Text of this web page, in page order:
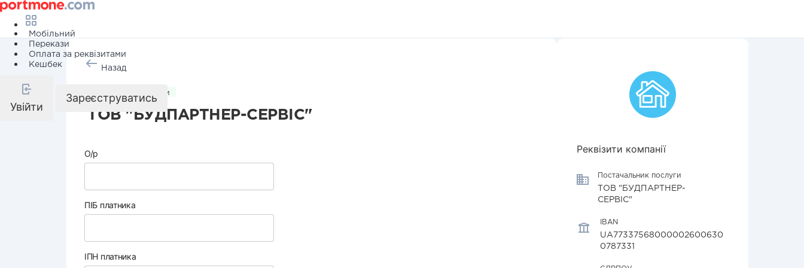
Мобільний
Перекази
Оплата за реквізитами
Кешбек
Увійти
Зареєструватись
Назад
Комунальні послуги
ТОВ "БУДПАРТНЕР-СЕРВІС"
О/р
ПІБ платника
ІПН платника
Реквізити компанії
Постачальник послуги
ТОВ "БУДПАРТНЕР-
СЕРВІС"
IBAN
UA77337568000002600630
0787331